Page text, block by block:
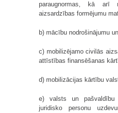
paraugnormas, kā arī
aizsardzības formējumu
b) mācību nodrošinājumu
c) mobilizējamo civilās
attīstības finansēšanas
d) mobilizācijas kārtību
e) valsts un
juridisko personu